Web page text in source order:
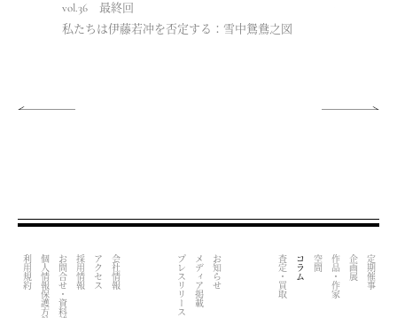
vol.36 最終回
私たちは伊藤若冲を否定する：雪中鴛鴦之図
定期催事
企画展
作品・作家
空間
コラム
査定・買取
お知らせ
メディア掲載
プレスリリース
会社情報
アクセス
採用情報
お問合せ・資料請求
個人情報保護方針
利用規約